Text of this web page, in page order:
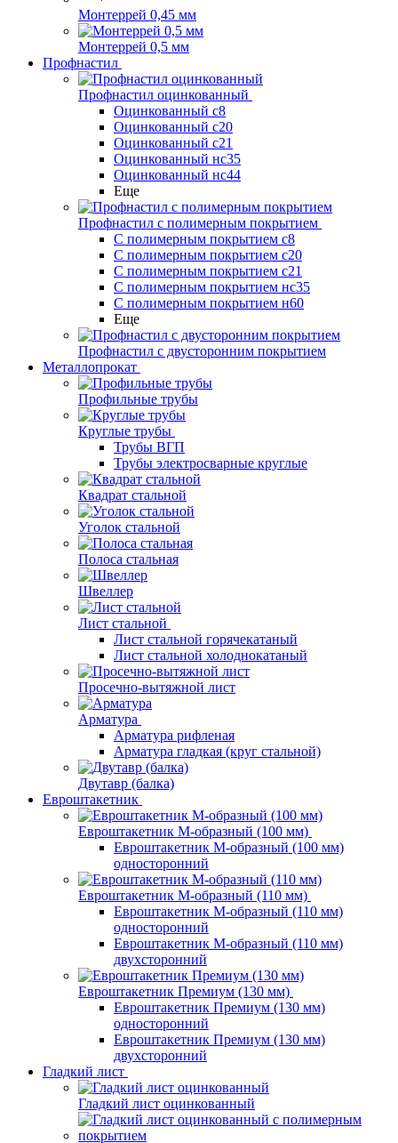
Монтеррей 0,45 мм
Монтеррей 0,5 мм
Профнастил
Профнастил оцинкованный
Оцинкованный с8
Оцинкованный с20
Оцинкованный с21
Оцинкованный нс35
Оцинкованный нс44
Еще
Профнастил с полимерным покрытием
С полимерным покрытием с8
С полимерным покрытием с20
С полимерным покрытием с21
С полимерным покрытием нс35
С полимерным покрытием н60
Еще
Профнастил с двусторонним покрытием
Металлопрокат
Профильные трубы
Круглые трубы
Трубы ВГП
Трубы электросварные круглые
Квадрат стальной
Уголок стальной
Полоса стальная
Швеллер
Лист стальной
Лист стальной горячекатаный
Лист стальной холоднокатаный
Просечно-вытяжной лист
Арматура
Арматура рифленая
Арматура гладкая (круг стальной)
Двутавр (балка)
Евроштакетник
Евроштакетник М-образный (100 мм)
Евроштакетник М-образный (100 мм)
односторонний
Евроштакетник М-образный (110 мм)
Евроштакетник М-образный (110 мм)
односторонний
Евроштакетник М-образный (110 мм)
двухсторонний
Евроштакетник Премиум (130 мм)
Евроштакетник Премиум (130 мм)
односторонний
Евроштакетник Премиум (130 мм)
двухсторонний
Гладкий лист
Гладкий лист оцинкованный